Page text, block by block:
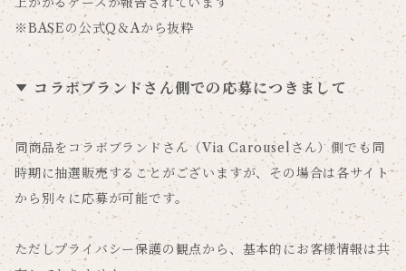
※BASEの公式Q＆Aから抜粋
コラボブランドさん側での応募につきまして
同商品をコラボブランドさん（Via Carouselさん）側でも同
時期に抽選販売することがございますが、その場合は各サイト
から別々に応募が可能です。
ただしプライバシー保護の観点から、基本的にお客様情報は共